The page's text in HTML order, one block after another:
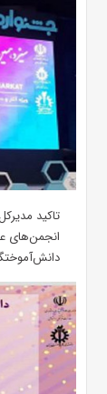
تاکید
انجمن‌های